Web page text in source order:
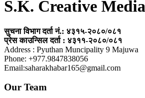
S.K. Creative
सुचना विभाग दर्ता नं.: ४३१५-२०८०/०८१
प्रेस काउन्सिल दर्ता : ४३११-२०८०/०८१
Address : Pyuthan Muncipality 9 Majuwa
Phone: +977.9847838056
Email:saharakhabar165@gmail.com
Our Team